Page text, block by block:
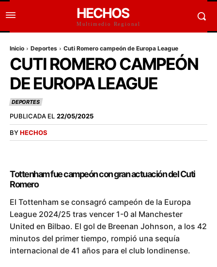
HECHOS
Multimedio Regional
Inicio Deportes Cuti Romero campeón de Europa League
CUTI ROMERO CAMPEÓN
DE EUROPA LEAGUE
DEPORTES
PUBLICADA EL 22/05/2025
BYHECHOS
Tottenham fue campeón con gran actuación del Cuti
Romero
El Tottenham se consagró campeón de la Europa
League 2024/25 tras vencer 1-0 al Manchester
United en Bilbao. El gol de Breenan Johnson, a los 42
minutos del primer tiempo, rompió una sequía
internacional de 41 años para el club londinense.